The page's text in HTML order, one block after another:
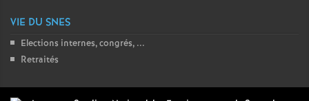
VIE DU SNES
Elections internes, congrés, ...
Retraités